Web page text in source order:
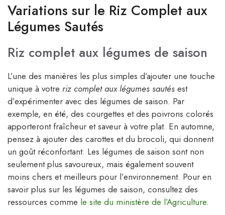
Variations sur le Riz Complet aux
Légumes Sautés
Riz complet aux légumes de saison
L’une des manières les plus simples d’ajouter une touche
unique à votre riz complet aux légumes sautés est
d’expérimenter avec des légumes de saison. Par
exemple, en été, des courgettes et des poivrons colorés
apporteront fraîcheur et saveur à votre plat. En automne,
pensez à ajouter des carottes et du brocoli, qui donnent
un goût réconfortant. Les légumes de saison sont non
seulement plus savoureux, mais également souvent
moins chers et meilleurs pour l’environnement. Pour en
savoir plus sur les légumes de saison, consultez des
ressources comme le site du ministère de l’Agriculture.